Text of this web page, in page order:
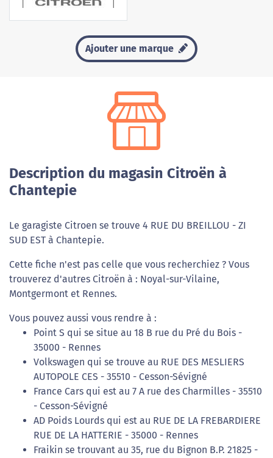
Ajouter une marque
Description du magasin Citroën à
Chantepie
Le garagiste Citroen se trouve 4 RUE DU BREILLOU - ZI
SUD EST à Chantepie.
Cette fiche n'est pas celle que vous recherchiez ? Vous
trouverez d'autres Citroën à : Noyal-sur-Vilaine,
Montgermont et Rennes.
Vous pouvez aussi vous rendre à :
Point S qui se situe au 18 B rue du Pré du Bois -
35000 - Rennes
Volkswagen qui se trouve au RUE DES MESLIERS
AUTOPOLE CES - 35510 - Cesson-Sévigné
France Cars qui est au 7 A rue des Charmilles - 35510
- Cesson-Sévigné
AD Poids Lourds qui est au RUE DE LA FREBARDIERE
RUE DE LA HATTERIE - 35000 - Rennes
Fraikin se trouvant au 35, rue du Bignon B.P. 21825 -